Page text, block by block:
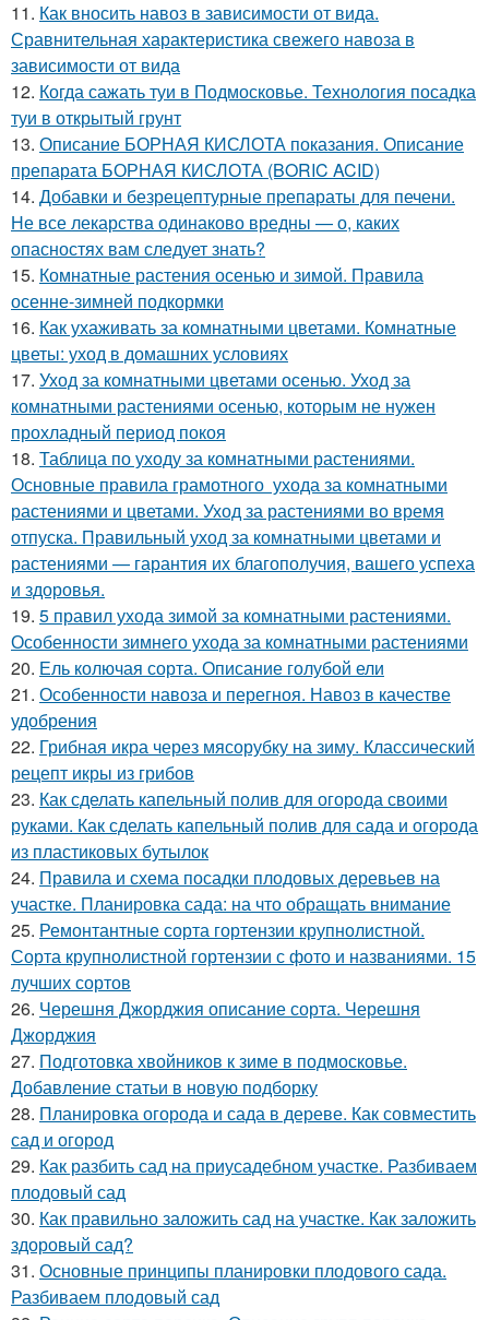
11. Как вносить навоз в зависимости от вида.
Сравнительная характеристика свежего навоза в
зависимости от вида
12. Когда сажать туи в Подмосковье. Технология посадка
туи в открытый грунт
13. Описание БОРНАЯ КИСЛОТА показания. Описание
препарата БОРНАЯ КИСЛОТА (BORIC ACID)
14. Добавки и безрецептурные препараты для печени.
Не все лекарства одинаково вредны — о, каких
опасностях вам следует знать?
15. Комнатные растения осенью и зимой. Правила
осенне-зимней подкормки
16. Как ухаживать за комнатными цветами. Комнатные
цветы: уход в домашних условиях
17. Уход за комнатными цветами осенью. Уход за
комнатными растениями осенью, которым не нужен
прохладный период покоя
18. Таблица по уходу за комнатными растениями.
Основные правила грамотного ухода за комнатными
растениями и цветами. Уход за растениями во время
отпуска. Правильный уход за комнатными цветами и
растениями — гарантия их благополучия, вашего успеха
и здоровья.
19. 5 правил ухода зимой за комнатными растениями.
Особенности зимнего ухода за комнатными растениями
20. Ель колючая сорта. Описание голубой ели
21. Особенности навоза и перегноя. Навоз в качестве
удобрения
22. Грибная икра через мясорубку на зиму. Классический
рецепт икры из грибов
23. Как сделать капельный полив для огорода своими
руками. Как сделать капельный полив для сада и огорода
из пластиковых бутылок
24. Правила и схема посадки плодовых деревьев на
участке. Планировка сада: на что обращать внимание
25. Ремонтантные сорта гортензии крупнолистной.
Сорта крупнолистной гортензии с фото и названиями. 15
лучших сортов
26. Черешня Джорджия описание сорта. Черешня
Джорджия
27. Подготовка хвойников к зиме в подмосковье.
Добавление статьи в новую подборку
28. Планировка огорода и сада в дереве. Как совместить
сад и огород
29. Как разбить сад на приусадебном участке. Разбиваем
плодовый сад
30. Как правильно заложить сад на участке. Как заложить
здоровый сад?
31. Основные принципы планировки плодового сада.
Разбиваем плодовый сад